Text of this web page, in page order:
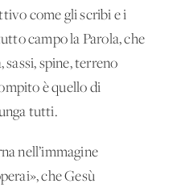
come gli scribi e i
campo la Parola, che
spine, terreno
è quello di
tutti.
nell’immagine
che Gesù